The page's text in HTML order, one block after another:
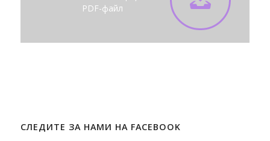
PDF-файл
СЛЕДИТЕ ЗА НАМИ НА FACEBOOK